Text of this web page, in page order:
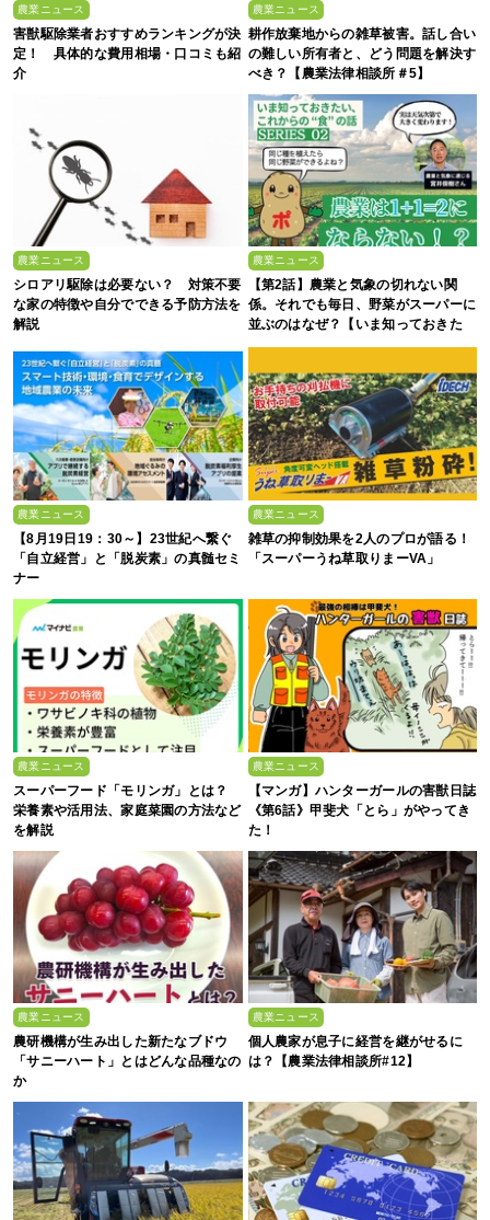
農業ニュース
害獣駆除業者おすすめランキングが決
定！ 具体的な費用相場・口コミも紹
介
農業ニュース
耕作放棄地からの雑草被害。話し合い
の難しい所有者と、どう問題を解決す
べき？【農業法律相談所＃5】
農業ニュース
シロアリ駆除は必要ない？ 対策不要
な家の特徴や自分でできる予防方法を
解説
農業ニュース
【第2話】農業と気象の切れない関
係。それでも毎日、野菜がスーパーに
並ぶのはなぜ？【いま知っておきた
い、これからの”食”の話】
農業ニュース
【8月19日19：30～】23世紀へ繋ぐ
「自立経営」と「脱炭素」の真髄セミ
ナー
農業ニュース
雑草の抑制効果を2人のプロが語る！
「スーパーうね草取りまーVA」
農業ニュース
スーパーフード「モリンガ」とは？
栄養素や活用法、家庭菜園の方法など
を解説
農業ニュース
【マンガ】ハンターガールの害獣日誌
《第6話》甲斐犬「とら」がやってき
た！
農業ニュース
農研機構が生み出した新たなブドウ
「サニーハート」とはどんな品種なの
か
農業ニュース
個人農家が息子に経営を継がせるに
は？【農業法律相談所#12】